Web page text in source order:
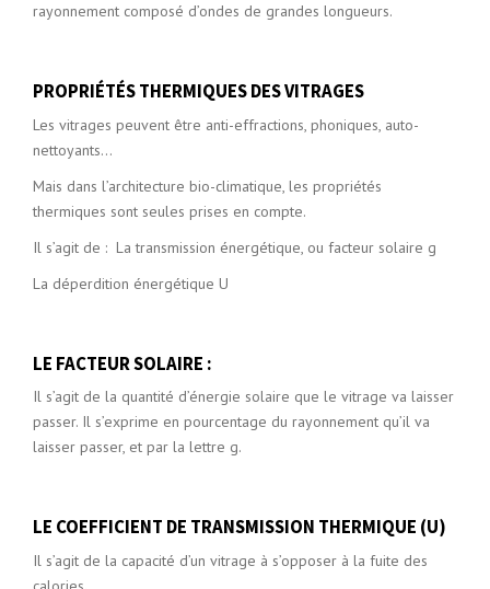
rayonnement composé d’ondes de grandes longueurs.
PROPRIÉTÉS THERMIQUES DES VITRAGES
Les vitrages peuvent être anti-effractions, phoniques, auto-
nettoyants…
Mais dans l’architecture bio-climatique, les propriétés
thermiques sont seules prises en compte.
Il s’agit de : La transmission énergétique, ou facteur solaire g
La déperdition énergétique U
LE FACTEUR SOLAIRE :
Il s’agit de la quantité d’énergie solaire que le vitrage va laisser
passer. Il s’exprime en pourcentage du rayonnement qu’il va
laisser passer, et par la lettre g.
LE COEFFICIENT DE TRANSMISSION THERMIQUE (U)
Il s’agit de la capacité d’un vitrage à s’opposer à la fuite des